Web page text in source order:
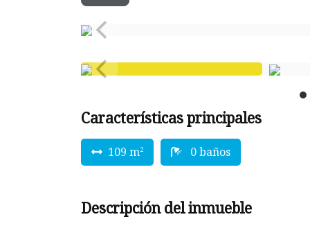
Características principales
109 m2 0 baños
Descripción del inmueble